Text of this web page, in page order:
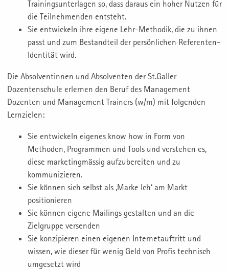
Trainingsunterlagen so, dass daraus ein hoher Nutzen für
die Teilnehmenden entsteht.
Sie entwickeln ihre eigene Lehr-Methodik, die zu ihnen
passt und zum Bestandteil der persönlichen Referenten-
Identität wird.
Die Absolventinnen und Absolventen der St.Galler
Dozentenschule erlernen den Beruf des Management
Dozenten und Management Trainers (w/m) mit folgenden
Lernzielen:
Sie entwickeln eigenes know how in Form von
Methoden, Programmen und Tools und verstehen es,
diese marketingmässig aufzubereiten und zu
kommunizieren.
Sie können sich selbst als ‚Marke Ich‘ am Markt
positionieren
Sie können eigene Mailings gestalten und an die
Zielgruppe versenden
Sie konzipieren einen eigenen Internetauftritt und
wissen, wie dieser für wenig Geld von Profis technisch
umgesetzt wird